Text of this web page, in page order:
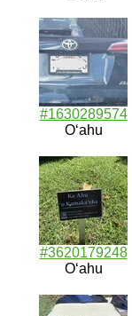
#1630289574
Oʻahu
#3620179248
Oʻahu